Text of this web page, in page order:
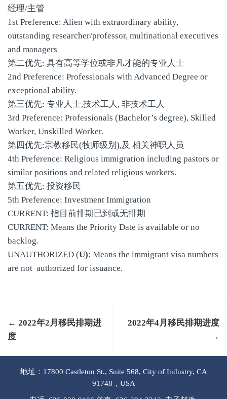
经理/主管
1st Preference: Alien with extraordinary ability,
outstanding researcher/professor, multinational executives
and managers
第二优先: 具有高等学位或非凡才能的专业人士
2nd Preference: Professionals with Advanced Degree or
exceptional ability.
第三优先: 专业人士,技术工人, 非技术工人
3rd Preference: Professionals (Bachelor’s degree), Skilled
Worker, Unskilled Worker.
第四优先:宗教移民(牧师级别),及 相关神职人员
4th Preference: Religious immigration including pastors or
similar positions and related religious workers.
第五优先: 投资移民
5th Preference: Investment Immigration
CURRENT: 指目前排期已到或无排期
CURRENT: Means the Priority Date is available or no
backlog.
UNAUTHORIZED (U): Means the immigrant visa numbers
are not authorized for issuance.
← 2022年2月移民排期进
度
2022年4月移民排期进度
→
地址：17800 Castleton St., Suite 568, City of Industry, CA
91748，USA